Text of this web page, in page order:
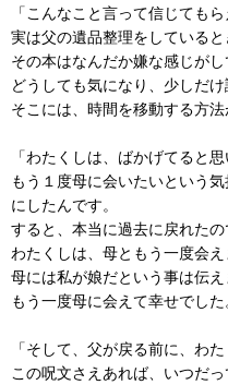
「こんなこと言って信じても
実は父の遺品整理をしている
その本はなんだか嫌な感じが
どうしても気になり、少しだけ
そこには、時間を移動する方法
「わたくしは、ばかげてると
もう１度母に会いたいという
にしたんです。
すると、本当に過去に戻れたの
わたくしは、母ともう一度会え
母には私が娘だという事は伝え
もう一度母に会えて幸せでした
「そして、父が戻る前に、わ
この呪文さえあれば、いつだ